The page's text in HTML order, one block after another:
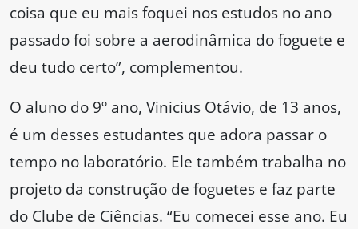
coisa que eu mais foquei nos estudos no ano
passado foi sobre a aerodinâmica do foguete e
deu tudo certo”, complementou.
O aluno do 9º ano, Vinicius Otávio, de 13 anos,
é um desses estudantes que adora passar o
tempo no laboratório. Ele também trabalha no
projeto da construção de foguetes e faz parte
do Clube de Ciências. “Eu comecei esse ano. Eu